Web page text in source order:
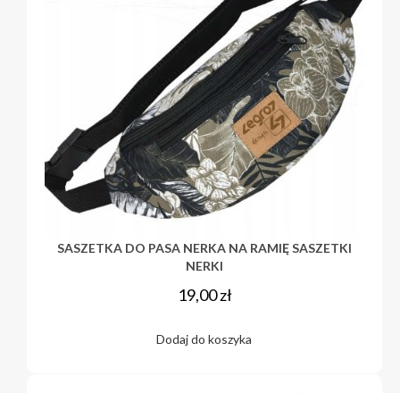
SASZETKA DO PASA NERKA NA RAMIĘ SASZETKI
NERKI
19,00zł
Dodaj do koszyka